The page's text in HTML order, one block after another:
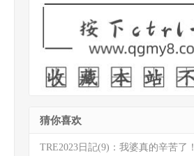
猜你喜欢
TRE2023日記(9)：我婆真的辛苦了！